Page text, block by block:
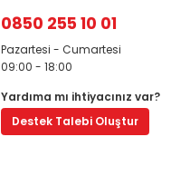
0850 255 10 01
Pazartesi - Cumartesi
09:00 - 18:00
Yardıma mı ihtiyacınız var?
Destek Talebi Oluştur